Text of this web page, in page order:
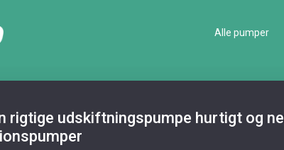
Alle pumper
rigtige udskiftningspumpe hurtigt og